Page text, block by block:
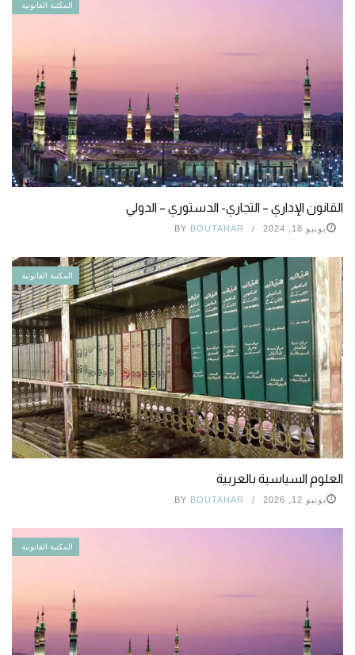
المكتبة القانونية
القانون الإداري – التجاري- الدستوري – الدولي
يونيو 18, 2024 BY BOUTAHAR
المكتبة القانونية
العلوم السياسية بالعربية
يونيو 12, 2026 BY BOUTAHAR
المكتبة القانونية